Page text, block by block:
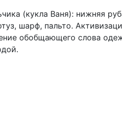
(кукла Ваня): нижняя
шарф, пальто.
обобщающего слова